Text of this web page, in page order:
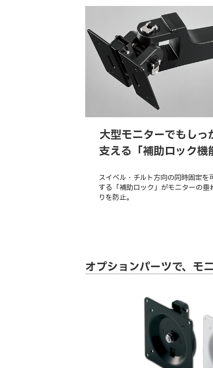
大型モニターでもしっ
支える「補助ロック機
スイベル・チルト方向の同時固定を
する「補助ロック」がモニターの垂
りを防止。
オプションパーツで、モ